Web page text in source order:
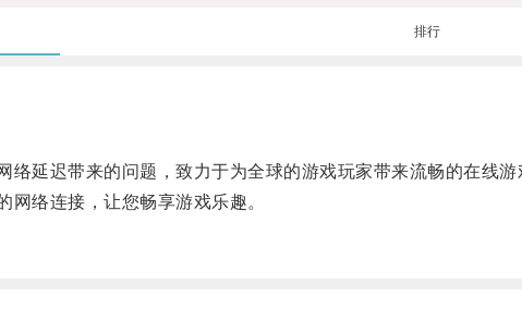
排行
迟带来的问题，致力于为全球的游戏玩家带来流畅的在线游
络连接，让您畅享游戏乐趣。